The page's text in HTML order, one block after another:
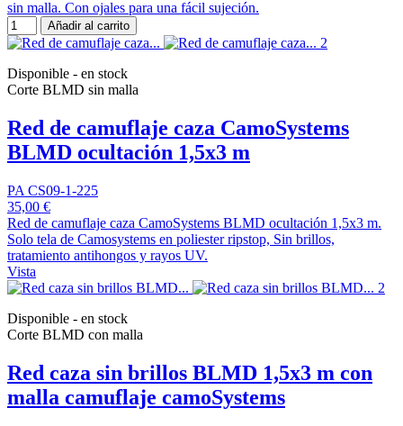
sin malla. Con ojales para una fácil sujeción.
Añadir al carrito
Disponible - en stock
Corte BLMD sin malla
Red de camuflaje caza CamoSystems
BLMD ocultación 1,5x3 m
PA CS09-1-225
35,00 €
Red de camuflaje caza CamoSystems BLMD ocultación 1,5x3 m.
Solo tela de Camosystems en poliester ripstop, Sin brillos,
tratamiento antihongos y rayos UV.
Vista
Disponible - en stock
Corte BLMD con malla
Red caza sin brillos BLMD 1,5x3 m con
malla camuflaje camoSystems